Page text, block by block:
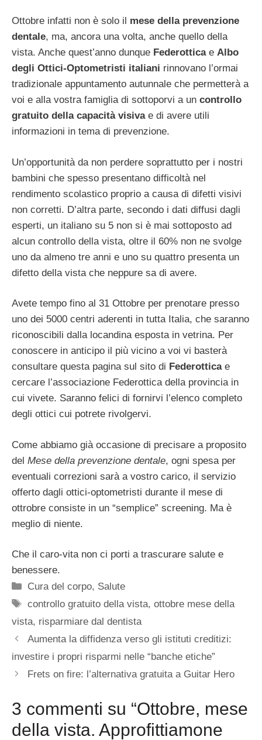
Ottobre infatti non è solo il mese della prevenzione
dentale, ma, ancora una volta, anche quello della
vista. Anche quest’anno dunque Federotticae Albo
degli Ottici-Optometristi italiani rinnovano l’ormai
tradizionale appuntamento autunnale che permetterà a
voi e alla vostra famiglia di sottoporvi a un controllo
gratuito della capacità visivae di avere utili
informazioni in tema di prevenzione.
Un’opportunità da non perdere soprattutto per i nostri
bambini che spesso presentano difficoltà nel
rendimento scolastico proprio a causa di difetti visivi
non corretti. D’altra parte, secondo i dati diffusi dagli
esperti, un italiano su 5 non si è mai sottoposto ad
alcun controllo della vista, oltre il 60% non ne svolge
uno da almeno tre anni e uno su quattro presenta un
difetto della vista che neppure sa di avere.
Avete tempo fino al 31 Ottobre per prenotare presso
uno dei 5000 centri aderenti in tutta Italia, che saranno
riconoscibili dalla locandina esposta in vetrina. Per
conoscere in anticipo il più vicino a voi vi basterà
consultare questa pagina sul sito di Federotticae
cercare l’associazione Federottica della provincia in
cui vivete. Saranno felici di fornirvi l’elenco completo
degli ottici cui potrete rivolgervi.
Come abbiamo già occasione di precisare a proposito
del Mese della prevenzione dentale, ogni spesa per
eventuali correzioni sarà a vostro carico, il servizio
offerto dagli ottici-optometristi durante il mese di
ottrobre consiste in un “semplice” screening. Ma è
meglio di niente.
Che il caro-vita non ci porti a trascurare salute e
benessere.
Categorie
Cura del corpo, Salute
Tag
controllo gratuito della vista,ottobre mese della
vista, risparmiare dal dentista
Aumenta la diffidenza verso gli istituti creditizi:
investire i propri risparmi nelle “banche etiche”
Frets on fire: l’alternativa gratuita a Guitar Hero
3 commenti su “Ottobre, mese
della vista. Approfittiamone